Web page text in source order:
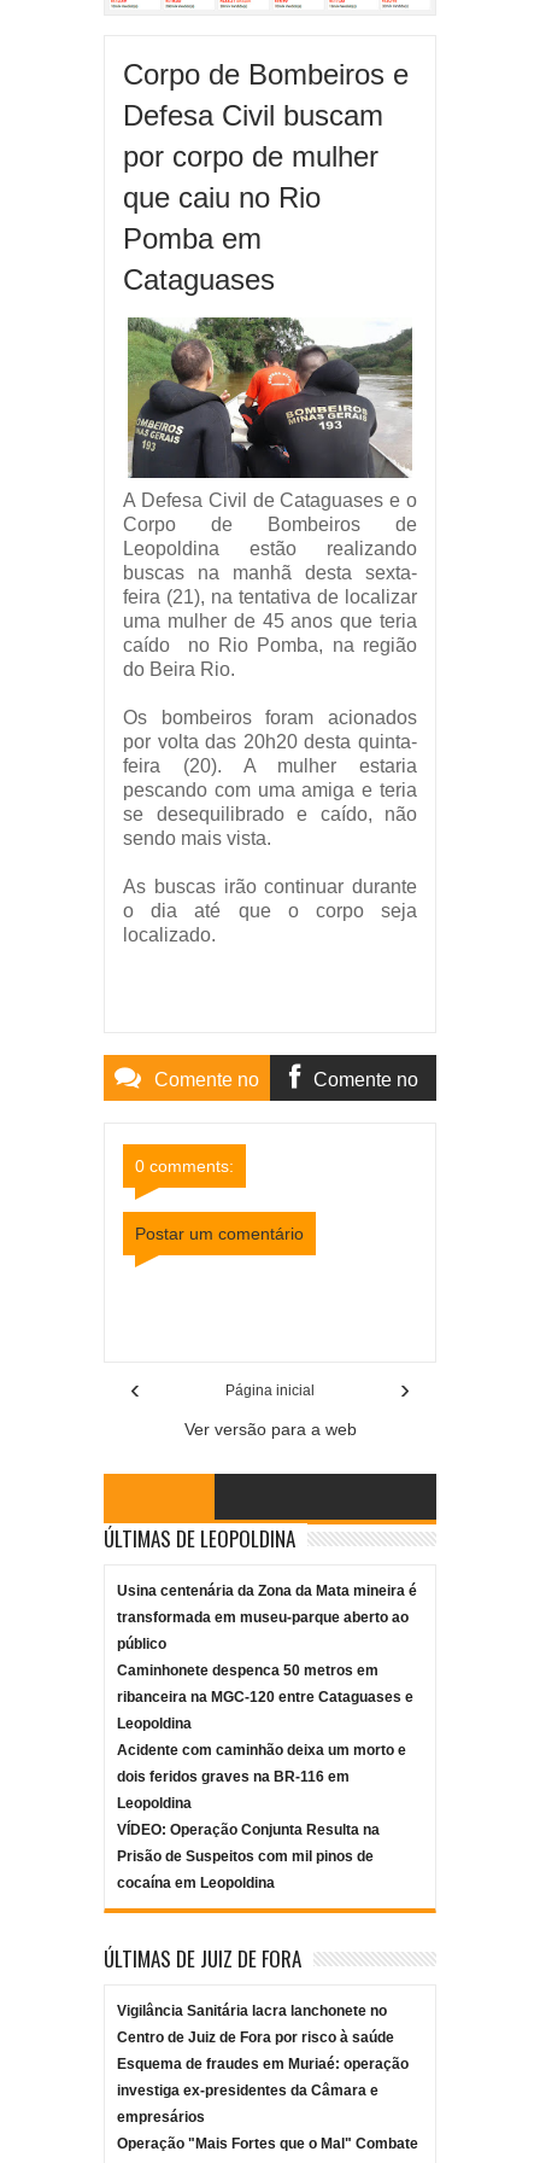
Corpo de Bombeiros e
Defesa Civil buscam
por corpo de mulher
que caiu no Rio
Pomba em
Cataguases
A Defesa Civil de Cataguases e o
Corpo de Bombeiros de
Leopoldina estão realizando
buscas na manhã desta sexta-
feira (21), na tentativa de localizar
uma mulher de 45 anos que teria
caído no Rio Pomba, na região
do Beira Rio.
Os bombeiros foram acionados
por volta das 20h20 desta quinta-
feira (20). A mulher estaria
pescando com uma amiga e teria
se desequilibrado e caído, não
sendo mais vista.
As buscas irão continuar durante
o dia até que o corpo seja
localizado.
Comente no Comente no
0 comments:
Postar um comentário
‹ ›
Página inicial
Ver versão para a web
ÚLTIMAS DE LEOPOLDINA
Usina centenária da Zona da Mata mineira é
transformada em museu-parque aberto ao
público
Caminhonete despenca 50 metros em
ribanceira na MGC-120 entre Cataguases e
Leopoldina
Acidente com caminhão deixa um morto e
dois feridos graves na BR-116 em
Leopoldina
VÍDEO: Operação Conjunta Resulta na
Prisão de Suspeitos com mil pinos de
cocaína em Leopoldina
ÚLTIMAS DE JUIZ DE FORA
Vigilância Sanitária lacra lanchonete no
Centro de Juiz de Fora por risco à saúde
Esquema de fraudes em Muriaé: operação
investiga ex-presidentes da Câmara e
empresários
Operação "Mais Fortes que o Mal" Combate